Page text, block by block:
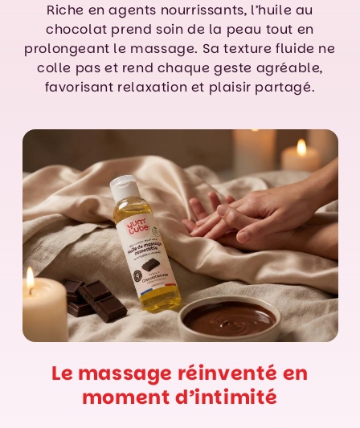
Riche en agents nourrissants, l’huile au
chocolat prend soin de la peau tout en
prolongeant le massage. Sa texture fluide ne
colle pas et rend chaque geste agréable,
favorisant relaxation et plaisir partagé.
Le massage réinventé en
moment d’intimité